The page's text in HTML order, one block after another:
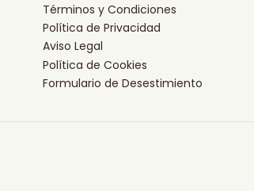
Términos y Condiciones
Política de Privacidad
Aviso Legal
Política de Cookies
Formulario de Desestimiento